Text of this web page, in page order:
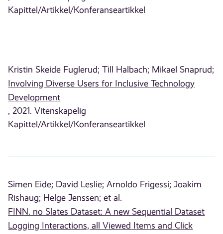
Kapittel/Artikkel/Konferanseartikkel
Kristin Skeide Fuglerud; Till Halbach; Mikael Snaprud;
Involving Diverse Users for Inclusive Technology
Development
, 2021. Vitenskapelig
Kapittel/Artikkel/Konferanseartikkel
Simen Eide; David Leslie; Arnoldo Frigessi; Joakim
Rishaug; Helge Jenssen; et al.
FINN. no Slates Dataset: A new Sequential Dataset
Logging Interactions, all Viewed Items and Click